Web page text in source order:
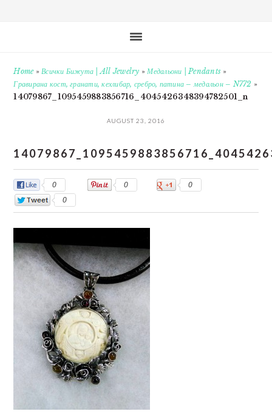
Home»Всички Бижута | All Jewelry »Медальони | Pendants »
Гравирана кост, гранати, кехлибар, сребро, патина – медальон – N772 »
14079867_1095459883856716_4045426348394782501_n
AUGUST 23, 2016
0 0
0
0